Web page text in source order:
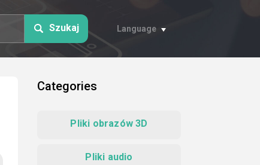
Szukaj Language
Categories
Pliki obrazów 3D
Pliki audio